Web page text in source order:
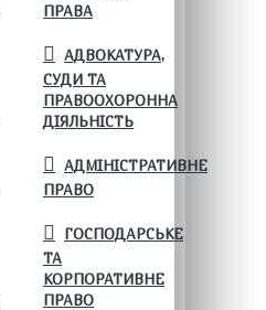
ПРАВА
АДВОКАТУРА,
СУДИ ТА
ПРАВООХОРОННА
ДІЯЛЬНІСТЬ
АДМІНІСТРАТИВНЕ
ПРАВО
ГОСПОДАРСЬКЕ
ТА
КОРПОРАТИВНЕ
ПРАВО